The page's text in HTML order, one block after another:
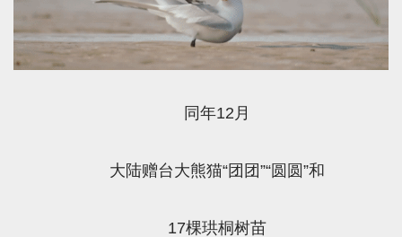
同年12月
大陆赠台大熊猫“团团”“圆圆”和
17棵珙桐树苗